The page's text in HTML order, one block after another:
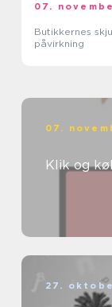
07.
Butikkernes
påvirkning
07.
Klik og
27.